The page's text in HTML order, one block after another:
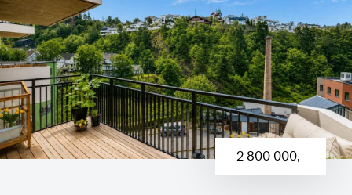
2 800 000,-